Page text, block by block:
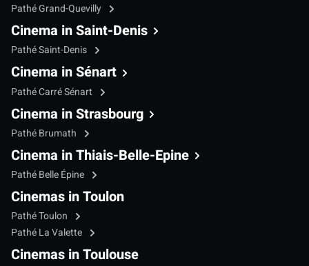
Pathé Grand-Quevilly
Cinema in Saint-Denis
Pathé Saint-Denis
Cinema in Sénart
Pathé Carré Sénart
Cinema in Strasbourg
Pathé Brumath
Cinema in Thiais-Belle-Epine
Pathé Belle Épine
Cinemas in Toulon
Pathé Toulon
Pathé La Valette
Cinemas in Toulouse